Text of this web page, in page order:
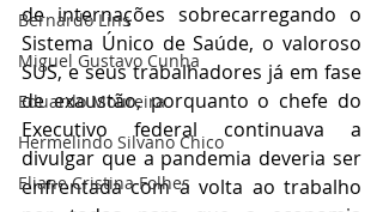
Bernardo Lins
Miguel Gustavo Cunha
Eduardo Moureira
Hermelindo Silvano Chico
Eliane Cristina Folhes
de internações sobrecarregando o
Sistema Único de Saúde, o valoroso
SUS, e seus trabalhadores já em fase
de exaustão, porquanto o chefe do
Executivo federal continuava a
divulgar que a pandemia deveria ser
enfrentada com a volta ao trabalho